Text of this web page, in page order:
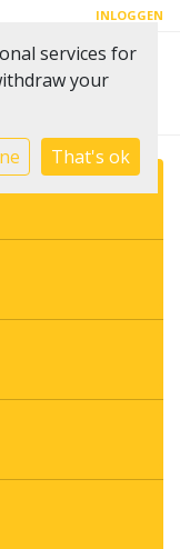
INLOGGEN
Toggle
services for
your
That's ok